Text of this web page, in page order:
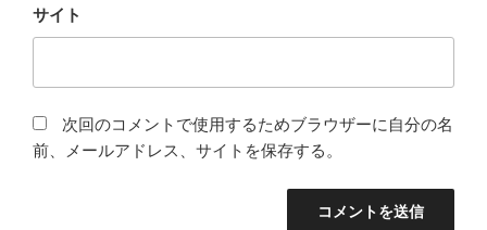
サイト
次回のコメントで使用するためブラウザーに自分の名
前、メールアドレス、サイトを保存する。